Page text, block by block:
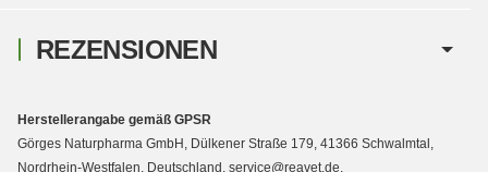
REZENSIONEN
Herstellerangabe gemäß GPSR
Görges Naturpharma GmbH, Dülkener Straße 179, 41366 Schwalmtal,
Nordrhein-Westfalen, Deutschland, service@reavet.de,